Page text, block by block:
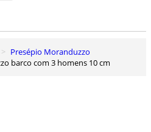
Presépio Moranduzzo
barco com 3 homens 10 cm